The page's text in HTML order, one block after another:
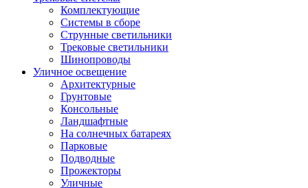
Комплектующие
Системы в сборе
Струнные светильники
Трековые светильники
Шинопроводы
Уличное освещение
Архитектурные
Грунтовые
Консольные
Ландшафтные
На солнечных батареях
Парковые
Подводные
Прожекторы
Уличные